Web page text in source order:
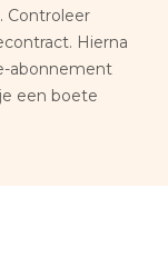
Controleer
Hierna
abonnement
een boete